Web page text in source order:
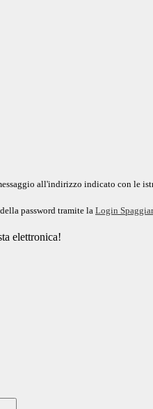
all'indirizzo indicato con le
password tramite la Login
elettronica!